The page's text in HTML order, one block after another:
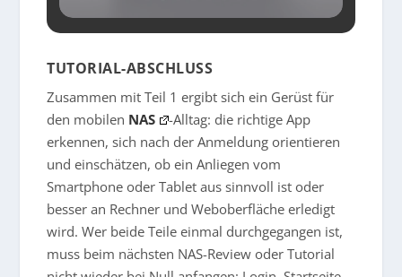
TUTORIAL-ABSCHLUSS
Zusammen mit Teil 1 ergibt sich ein Gerüst für
den mobilen NAS
-Alltag: die richtige App
erkennen, sich nach der Anmeldung orientieren
und einschätzen, ob ein Anliegen vom
Smartphone oder Tablet aus sinnvoll ist oder
besser an Rechner und Weboberfläche erledigt
wird. Wer beide Teile einmal durchgegangen ist,
muss beim nächsten NAS-Review oder Tutorial